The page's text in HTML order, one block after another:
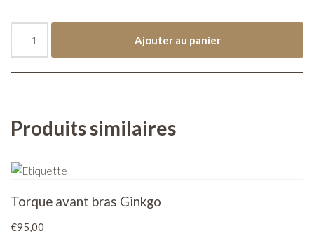
Ajouter au panier
Produits similaires
Torque avant bras Ginkgo
€95,00